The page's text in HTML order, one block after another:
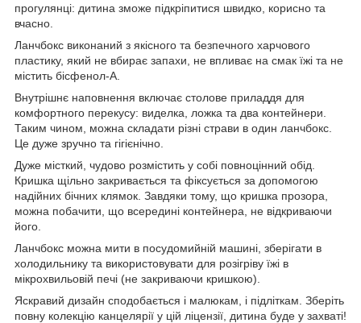
прогулянці: дитина зможе підкріпитися швидко, корисно та
вчасно.
Ланчбокс виконаний з якісного та безпечного харчового
пластику, який не вбирає запахи, не впливає на смак їжі та не
містить бісфенол-А.
Внутрішнє наповнення включає столове приладдя для
комфортного перекусу: виделка, ложка та два контейнери.
Таким чином, можна складати різні страви в один ланчбокс.
Це дуже зручно та гігієнічно.
Дуже місткий, чудово розмістить у собі повноцінний обід.
Кришка щільно закривається та фіксується за допомогою
надійних бічних клямок. Завдяки тому, що кришка прозора,
можна побачити, що всередині контейнера, не відкриваючи
його.
Ланчбокс можна мити в посудомийній машині, зберігати в
холодильнику та використовувати для розігріву їжі в
мікрохвильовій печі (не закриваючи кришкою).
Яскравий дизайн сподобається і малюкам, і підліткам. Зберіть
повну колекцію канцелярії у цій ліцензії, дитина буде у захваті!